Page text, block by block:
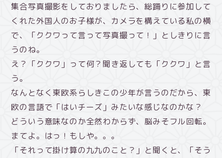
集合写真撮影をしておりましたら、総踊りに参加して
くれた外国人のお子様が、カメラを構えている私の横
で、「ククワって言って写真撮って！」としきりに言
うのね。
え？「ククワ」って何？聞き返しても「ククワ」と言
う。
なんとなく東欧系らしきこの少年が言うのだから、東
欧の言語で「はいチーズ」みたいな感じなのかな？
どういう意味なのか全然わからず、脳みそフル回転。
まてよ。はっ！もしや。。。
「それって掛け算の九九のこと？」と聞くと、「そう